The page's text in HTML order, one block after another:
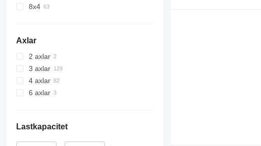
8x4
Axlar
2 axlar
3 axlar
4 axlar
6 axlar
Lastkapacitet